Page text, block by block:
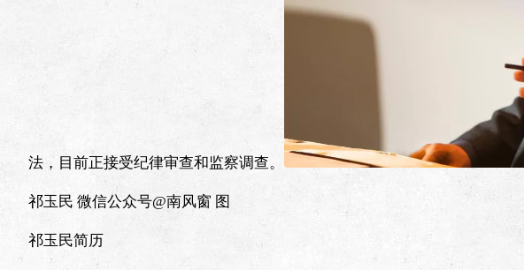
法，目前正接受纪律审查和监察调查。
祁玉民 微信公众号@南风窗 图
祁玉民简历